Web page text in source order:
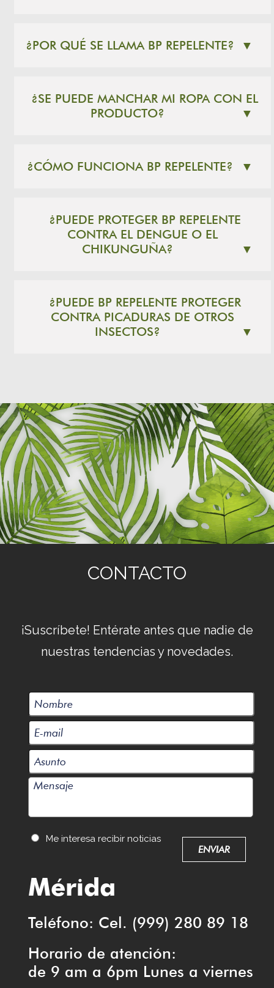
¿POR QUÉ SE LLAMA BP REPELENTE? ▼
¿SE PUEDE MANCHAR MI ROPA CON EL
PRODUCTO?
▼
¿CÓMO FUNCIONA BP REPELENTE? ▼
¿PUEDE PROTEGER BP REPELENTE
CONTRA EL DENGUE O EL
CHIKUNGUÑA?
▼
¿PUEDE BP REPELENTE PROTEGER
CONTRA PICADURAS DE OTROS
INSECTOS?
▼
CONTACTO
¡Suscríbete! Entérate antes que nadie de
nuestras tendencias y novedades.
Me interesa recibir noticias
Mérida
Teléfono: Cel. (999) 280 89 18
Horario de atención:
de 9 am a 6pm Lunes a viernes